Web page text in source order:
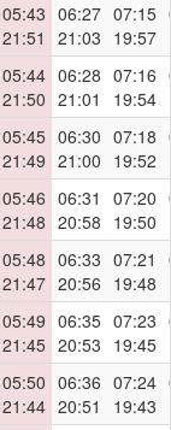
05:43
21:51
06:27
21:03
07:15
19:57
05:44
21:50
06:28
21:01
07:16
19:54
05:45
21:49
06:30
21:00
07:18
19:52
05:46
21:48
06:31
20:58
07:20
19:50
05:48
21:47
06:33
20:56
07:21
19:48
05:49
21:45
06:35
20:53
07:23
19:45
05:50
21:44
06:36
20:51
07:24
19:43